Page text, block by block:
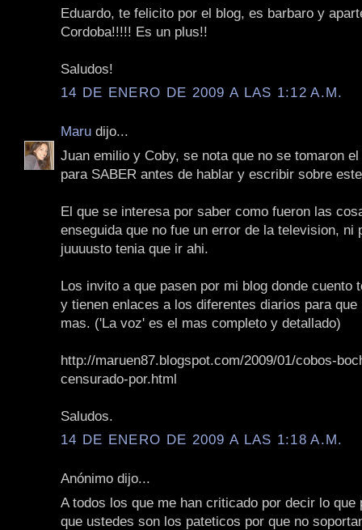
Eduardo, te felicito por el blog, es barbaro y
Cordoba!!!!! Es un plus!!
Saludos!
14 DE ENERO DE 2009 A LAS 1:12 A.M.
Maru dijo...
Juan emilio y Coby, se nota que no se tomaron
para SABER antes de hablar y escribir sobre
El que se interesa por saber como fueron las
enseguida que no fue un error de la television, ni
juuuusto tenia que ir ahi.
Los invito a que pasen por mi blog donde cuento
y tienen enlaces a los diferentes diarios para que
mas. ('La voz' es el mas completo y detallado)
http://maruen87.blogspot.com/2009/01/cobos-
censurado-por.html
Saludos.
14 DE ENERO DE 2009 A LAS 1:18 A.M.
Anónimo dijo...
A todos los que me han criticado por decir lo que
que ustedes son los pateticos por que no